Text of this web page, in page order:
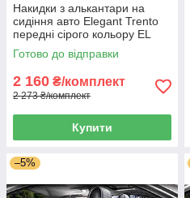
Накидки з алькантари на
сидіння авто Elegant Trento
передні сірого кольору EL
700 603
Готово до відправки
2 160 ₴/комплект
2 273 ₴/комплект
Купити
–5%